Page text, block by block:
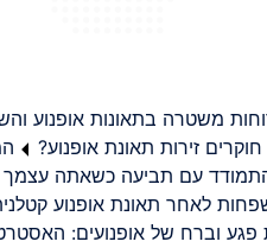
משטרה בתאונות אופנוע
חוקרים זירות תאונת אופנוע?
עם תביעה כשאתה עצמך
לאחר תאונת אופנוע
פגע וברח של אופנועים: